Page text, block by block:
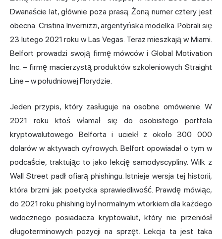
Dwanaście lat, głównie poza prasą. Żoną numer cztery jest
obecna: Cristina Invernizzi, argentyńska modelka. Pobrali się
23 lutego 2021 roku w Las Vegas. Teraz mieszkają w Miami.
Belfort prowadzi swoją firmę mówców i Global Motivation
Inc. – firmę macierzystą produktów szkoleniowych Straight
Line – w południowej Florydzie.
Jeden przypis, który zasługuje na osobne omówienie. W
2021 roku ktoś włamał się do osobistego portfela
kryptowalutowego Belforta i uciekł z około 300 000
dolarów w aktywach cyfrowych. Belfort opowiadał o tym w
podcaście, traktując to jako lekcję samodyscypliny. Wilk z
Wall Street padł ofiarą phishingu. Istnieje wersja tej historii,
która brzmi jak poetycka sprawiedliwość. Prawdę mówiąc,
do 2021 roku phishing był normalnym wtorkiem dla każdego
widocznego posiadacza kryptowalut, który nie przeniósł
długoterminowych pozycji na sprzęt. Lekcja ta jest taka